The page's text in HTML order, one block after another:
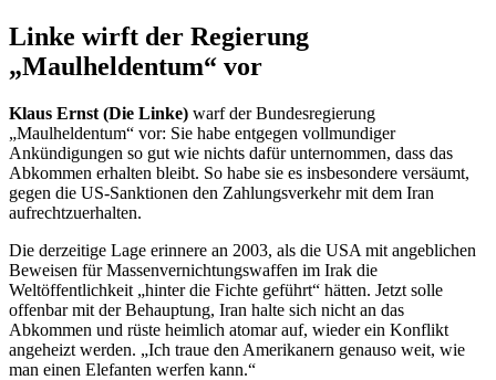
Linke wirft der Regierung
„Maulheldentum“ vor
Klaus Ernst (Die Linke) warf der Bundesregierung
„Maulheldentum“ vor: Sie habe entgegen vollmundiger
Ankündigungen so gut wie nichts dafür unternommen, dass das
Abkommen erhalten bleibt. So habe sie es insbesondere versäumt,
gegen die US-Sanktionen den Zahlungsverkehr mit dem Iran
aufrechtzuerhalten.
Die derzeitige Lage erinnere an 2003, als die USA mit angeblichen
Beweisen für Massenvernichtungswaffen im Irak die
Weltöffentlichkeit „hinter die Fichte geführt“ hätten. Jetzt solle
offenbar mit der Behauptung, Iran halte sich nicht an das
Abkommen und rüste heimlich atomar auf, wieder ein Konflikt
angeheizt werden. „Ich traue den Amerikanern genauso weit, wie
man einen Elefanten werfen kann.“